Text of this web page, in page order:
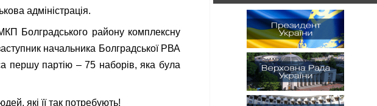
адміністрація.
Болградського району комплексну
начальника Болградської РВА
першу партію – 75 наборів, яка була
які її так потребують!